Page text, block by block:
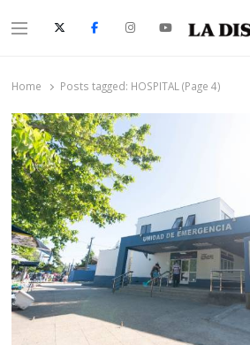
Menu
Home Posts tagged: HOSPITAL (Page 4)